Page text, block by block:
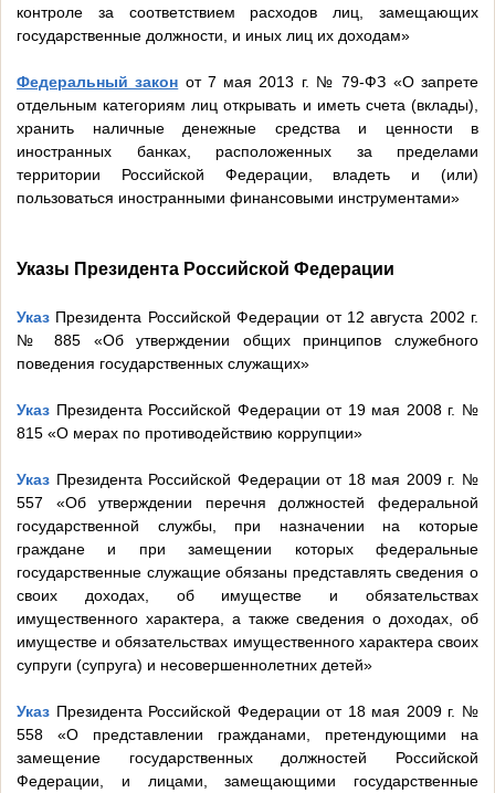
контроле за соответствием расходов лиц, замещающих
государственные должности, и иных лиц их доходам»
Федеральный закон от 7 мая 2013 г. № 79-ФЗ «О запрете
отдельным категориям лиц открывать и иметь счета (вклады),
хранить наличные денежные средства и ценности в
иностранных банках, расположенных за пределами
территории Российской Федерации, владеть и (или)
пользоваться иностранными финансовыми инструментами»
Указы Президента Российской Федерации
Указ Президента Российской Федерации от 12 августа 2002 г.
№ 885 «Об утверждении общих принципов служебного
поведения государственных служащих»
Указ Президента Российской Федерации от 19 мая 2008 г. №
815 «О мерах по противодействию коррупции»
Указ Президента Российской Федерации от 18 мая 2009 г. №
557 «Об утверждении перечня должностей федеральной
государственной службы, при назначении на которые
граждане и при замещении которых федеральные
государственные служащие обязаны представлять сведения о
своих доходах, об имуществе и обязательствах
имущественного характера, а также сведения о доходах, об
имуществе и обязательствах имущественного характера своих
супруги (супруга) и несовершеннолетних детей»
Указ Президента Российской Федерации от 18 мая 2009 г. №
558 «О представлении гражданами, претендующими на
замещение государственных должностей Российской
Федерации, и лицами, замещающими государственные